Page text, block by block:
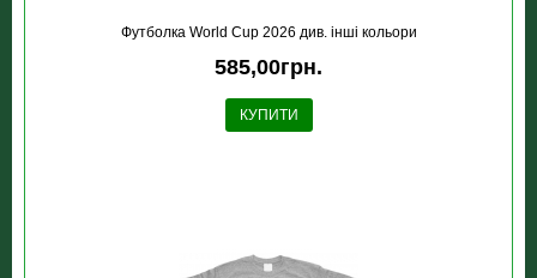
Футболка World Cup 2026 див. інші кольори
585,00грн.
КУПИТИ